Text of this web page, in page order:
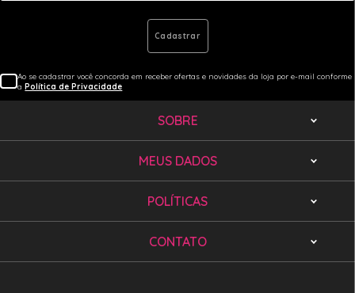
Cadastrar
Ao se cadastrar você concorda em receber ofertas e novidades da loja por e-mail conforme
aPolítica de Privacidade
SOBRE
MEUS DADOS
POLÍTICAS
CONTATO